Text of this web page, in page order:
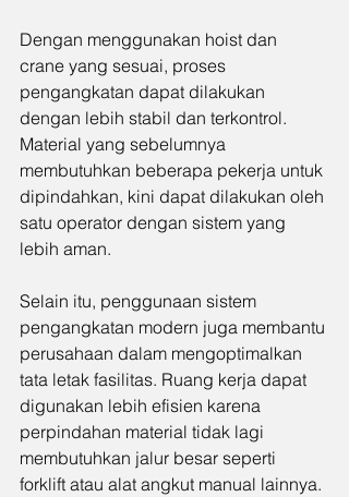
Dengan menggunakan hoist dan
crane yang sesuai, proses
pengangkatan dapat dilakukan
dengan lebih stabil dan terkontrol.
Material yang sebelumnya
membutuhkan beberapa pekerja untuk
dipindahkan, kini dapat dilakukan oleh
satu operator dengan sistem yang
lebih aman.
Selain itu, penggunaan sistem
pengangkatan modern juga membantu
perusahaan dalam mengoptimalkan
tata letak fasilitas. Ruang kerja dapat
digunakan lebih efisien karena
perpindahan material tidak lagi
membutuhkan jalur besar seperti
forklift atau alat angkut manual lainnya.